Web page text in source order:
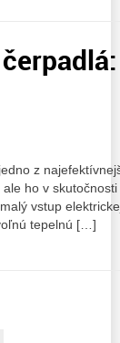
z
ho v
vstup
tepelnú […]